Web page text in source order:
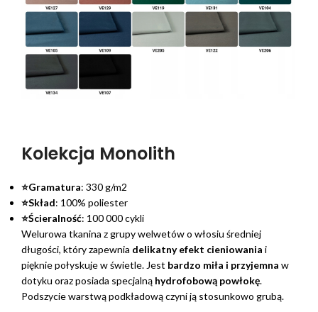
Kolekcja Monolith
⭐Gramatura: 330 g/m2
⭐Skład: 100% poliester
⭐Ścieralność: 100 000 cykli
Welurowa tkanina z grupy welwetów o włosiu średniej
długości, który zapewnia delikatny efekt cieniowania i
pięknie połyskuje w świetle. Jest bardzo miła i przyjemna w
dotyku oraz posiada specjalną hydrofobową powłokę.
Podszycie warstwą podkładową czyni ją stosunkowo grubą.